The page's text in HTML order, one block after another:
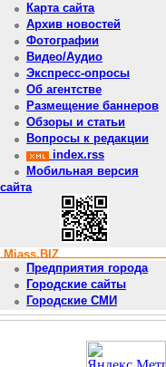
Карта сайта
Архив новостей
Фотографии
Видео/Аудио
Экспресс-опросы
Об агентстве
Размещение баннеров
Обзоры и статьи
Вопросы к редакции
index.rss
Мобильная версия
сайта
Miass.BIZ
Предприятия города
Городские сайты
Городские СМИ